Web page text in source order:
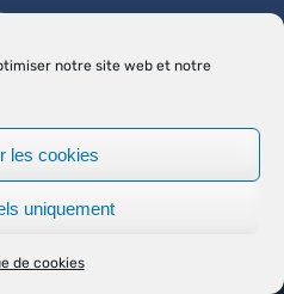
notre site web et notre
les cookies
uniquement
de cookies
Elsa Triolet
POLITIQUE DE COOKIES (UE)